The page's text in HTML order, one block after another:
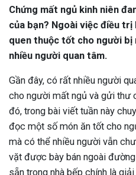
Chứng mất ngủ kinh niên
của bạn? Ngoài việc điều
quen thuộc tốt cho người
nhiều người quan tâm.
Gần đây, có rất nhiều người
cho người mất ngủ và gửi thư
đó, trong bài viết tuần này
đọc một số món ăn tốt cho
mà có thể nhiều người vẫn
vặt được bày bán ngoài
sẵn trong nhà bếp chính là